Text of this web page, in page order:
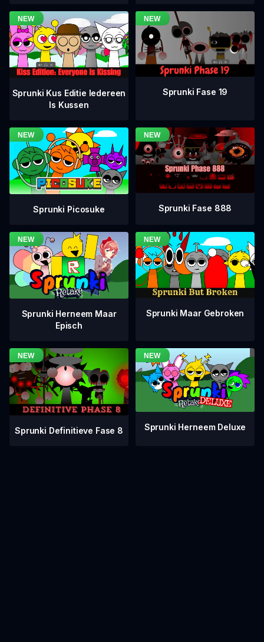
Sprunki Kus Editie Iedereen
Is Kussen
Sprunki Fase 19
Sprunki Picosuke Sprunki Fase 888
Sprunki Herneem Maar
Episch
Sprunki Maar Gebroken
Sprunki Definitieve Fase 8 Sprunki Herneem Deluxe